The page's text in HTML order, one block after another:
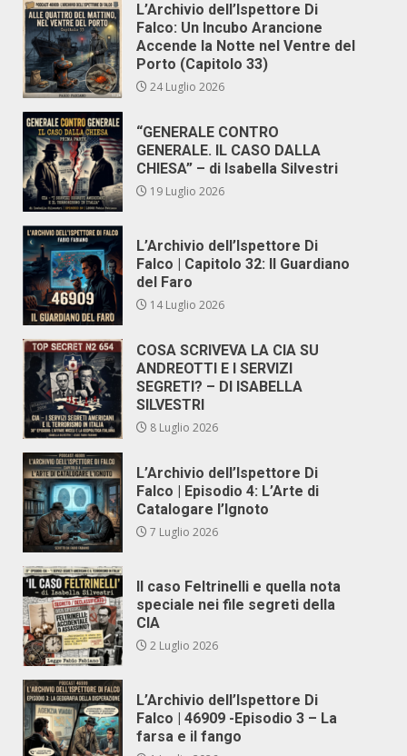
L’Archivio dell’Ispettore Di
Falco: Un Incubo Arancione
Accende la Notte nel Ventre del
Porto (Capitolo 33)
24 Luglio 2026
“GENERALE CONTRO
GENERALE. IL CASO DALLA
CHIESA” – di Isabella Silvestri
19 Luglio 2026
L’Archivio dell’Ispettore Di
Falco | Capitolo 32: Il Guardiano
del Faro
14 Luglio 2026
COSA SCRIVEVA LA CIA SU
ANDREOTTI E I SERVIZI
SEGRETI? – DI ISABELLA
SILVESTRI
8 Luglio 2026
L’Archivio dell’Ispettore Di
Falco | Episodio 4: L’Arte di
Catalogare l’Ignoto
7 Luglio 2026
Il caso Feltrinelli e quella nota
speciale nei file segreti della
CIA
2 Luglio 2026
L’Archivio dell’Ispettore Di
Falco | 46909 -Episodio 3 – La
farsa e il fango